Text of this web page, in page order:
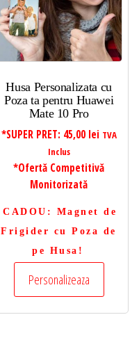
Husa Personalizata cu
Poza ta pentru Huawei
Mate 10 Pro
*SUPER PRET: 45,00 lei TVA
Inclus
*Ofertă Competitivă
Monitorizată
CADOU : Magnet de
Frigider cu Poza de
pe Husa!
Personalizeaza